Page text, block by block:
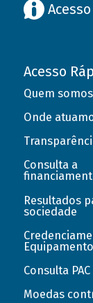
Acesso
Quem somos
Onde
Consulta a
Resultados
sociedade
Consulta PAC
Moedas